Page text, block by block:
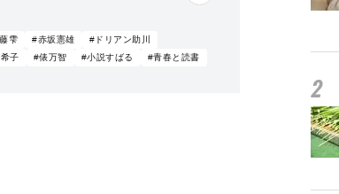
雫 #赤坂憲雄
#ドリアン助川
子 #俵万智 #小説すばる #青春と読書